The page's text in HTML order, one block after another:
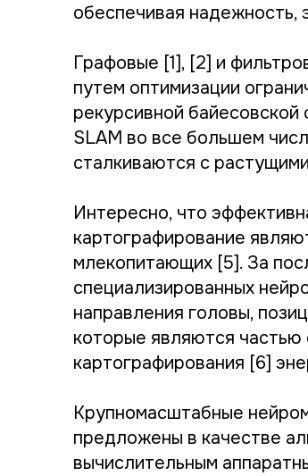
обеспечивая надежность,
Графовые [1], [2] и
путем оптимизации
рекурсивной
SLAM во все большем
сталкиваются с
Интересно, что
картографирование
млекопитающих [5]. За
специализированных
направления головы,
которые являются
картографирования [6]
Крупномасштабные
предложены в качестве
вычислительным